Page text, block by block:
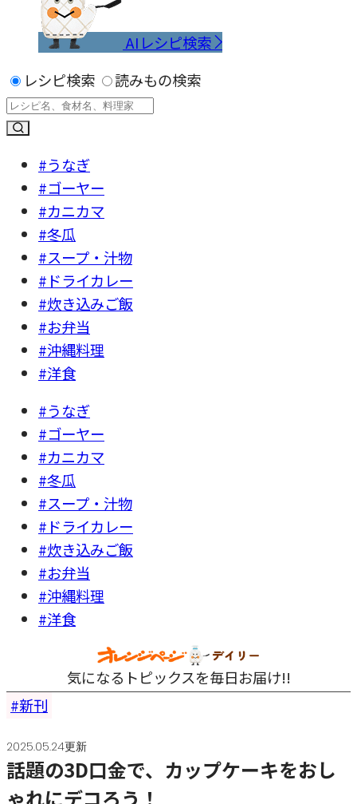
AIレシピ検索
レシピ検索
読みもの検索
#うなぎ
#ゴーヤー
#カニカマ
#冬瓜
#スープ・汁物
#ドライカレー
#炊き込みご飯
#お弁当
#沖縄料理
#洋食
#うなぎ
#ゴーヤー
#カニカマ
#冬瓜
#スープ・汁物
#ドライカレー
#炊き込みご飯
#お弁当
#沖縄料理
#洋食
気になるトピックスを毎日お届け!!
新刊
2025.05.24更新
話題の3D口金で、カップケーキをおし
ゃれにデコろう！